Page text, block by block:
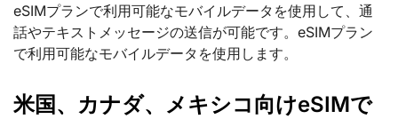
eSIMプランで利用可能なモバイルデータを使用して、通
話やテキストメッセージの送信が可能です。eSIMプラン
で利用可能なモバイルデータを使用します。
米国、カナダ、メキシコ向けeSIMで